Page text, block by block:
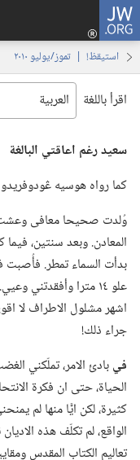
JW.ORG
استيقظ‏!‏ | ‏‎تموز/يوليو‏ ‏‎٢٠١٠‏
اقرأ باللغة
سعيد رغم اعاقتي البالغة
كما رواه هوسيه
المعادن.‏ وبعد سنتين،‏
بدأت السماء تمطر.‏ فأُصبت
علو ١٤ مترا
اشهر مشلول الاطراف لا
جراء ذلك!‏
فيبادئ الامر،‏ تملّكني
الحياة،‏ حتى ان فكرة
كثيرة،‏ لكن ايًّا منها لم
الواقع،‏ لم تكلّف هذه